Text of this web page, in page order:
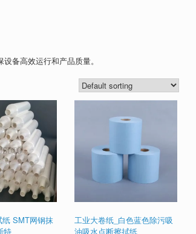
备高效运行和产品质量。
SMT网钢抹
特
工业大卷纸_白色蓝色除污吸
油吸水点断擦拭纸